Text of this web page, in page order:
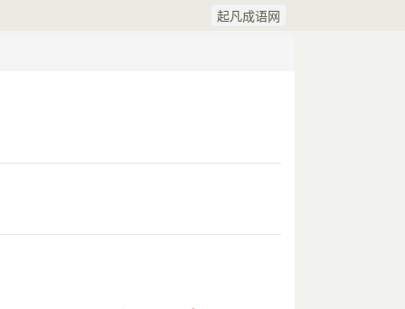
起凡成语网